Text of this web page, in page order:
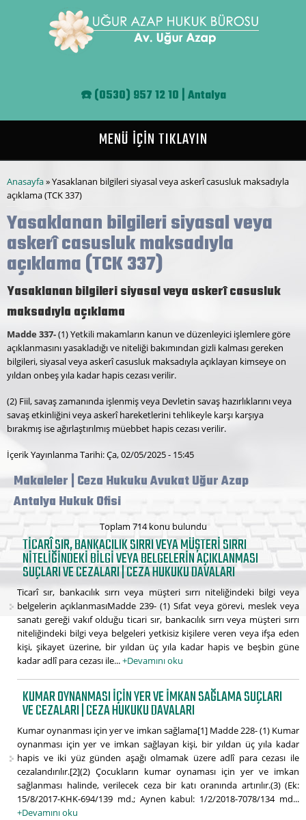
☎️(0530) 957 12 10 | Antalya
MENÜ İÇİN TIKLAYIN
Buradasınız
Anasayfa» Yasaklanan bilgileri siyasal veya askerî casusluk maksadıyla
açıklama (TCK 337)
Yasaklanan bilgileri siyasal veya
askerî casusluk maksadıyla
açıklama (TCK 337)
Yasaklanan bilgileri siyasal veya askerî casusluk
maksadıyla açıklama
Madde 337-(1) Yetkili makamların kanun ve düzenleyici işlemlere göre
açıklanmasını yasakladığı ve niteliği bakımından gizli kalması gereken
bilgileri, siyasal veya askerî casusluk maksadıyla açıklayan kimseye on
yıldan onbeş yıla kadar hapis cezası verilir.
(2) Fiil, savaş zamanında işlenmiş veya Devletin savaş hazırlıklarını veya
savaş etkinliğini veya askerî hareketlerini tehlikeyle karşı karşıya
bırakmış ise ağırlaştırılmış müebbet hapis cezası verilir.
İçerik Yayınlanma Tarihi: Ça, 02/05/2025 - 15:45
Makaleler | Ceza Hukuku Avukat Uğur Azap
Antalya Hukuk Ofisi
Toplam 714 konu bulundu
TICARÎ SIR, BANKACILIK SIRRI VEYA MÜŞTERI SIRRI
NITELIĞINDEKI BILGI VEYA BELGELERIN AÇIKLANMASI
SUÇLARI VE CEZALARI | CEZA HUKUKU DAVALARI
Ticarî sır, bankacılık sırrı veya müşteri sırrı niteliğindeki bilgi veya
belgelerin açıklanmasıMadde 239- (1) Sıfat veya görevi, meslek veya
sanatı gereği vakıf olduğu ticari sır, bankacılık sırrı veya müşteri sırrı
niteliğindeki bilgi veya belgeleri yetkisiz kişilere veren veya ifşa eden
kişi, şikayet üzerine, bir yıldan üç yıla kadar hapis ve beşbin güne
kadar adlî para cezası ile...+Devamını oku
KUMAR OYNANMASI IÇIN YER VE IMKAN SAĞLAMA SUÇLARI
VE CEZALARI | CEZA HUKUKU DAVALARI
Kumar oynanması için yer ve imkan sağlama[1] Madde 228- (1) Kumar
oynanması için yer ve imkan sağlayan kişi, bir yıldan üç yıla kadar
hapis ve iki yüz günden aşağı olmamak üzere adlî para cezası ile
cezalandırılır.[2](2) Çocukların kumar oynaması için yer ve imkan
sağlanması halinde, verilecek ceza bir katı oranında artırılır.(3) (Ek:
15/8/2017-KHK-694/139 md.; Aynen kabul: 1/2/2018-7078/134 md...
+Devamını oku